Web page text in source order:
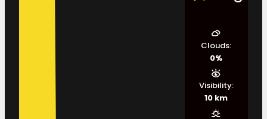
Clouds:
0%
Visibility:
10 km